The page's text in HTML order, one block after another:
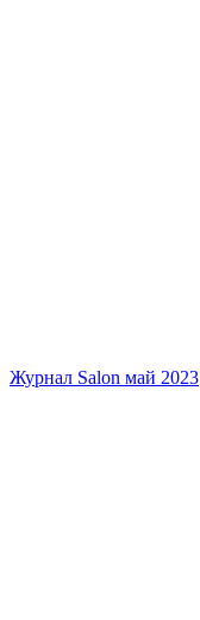
Журнал Salon май 2023